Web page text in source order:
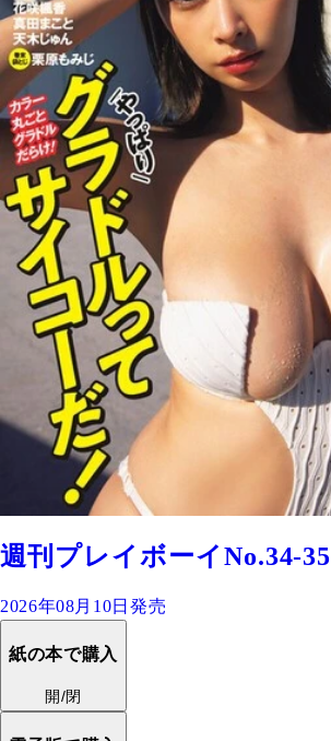
週刊プレイボーイNo.34-35
2026年08月10日発売
紙の本で購入
開/閉